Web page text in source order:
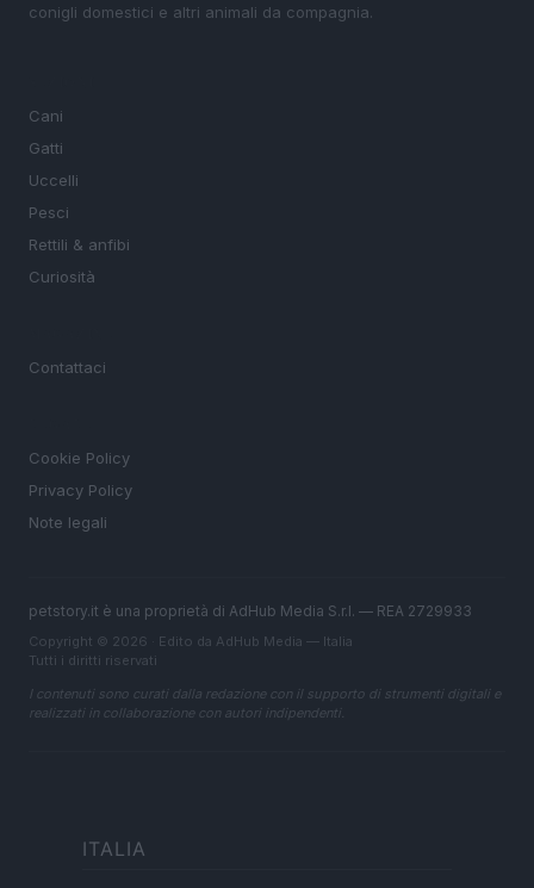
conigli domestici e altri animali da compagnia.
Cani
Gatti
Uccelli
Pesci
Rettili & anfibi
Curiosità
Contattaci
Cookie Policy
Privacy Policy
Note legali
petstory.it è una proprietà di AdHub Media S.r.l. — REA 2729933
Copyright © 2026 · Edito da AdHub Media — Italia
Tutti i diritti riservati
I contenuti sono curati dalla redazione con il supporto di strumenti digitali e
realizzati in collaborazione con autori indipendenti.
ITALIA